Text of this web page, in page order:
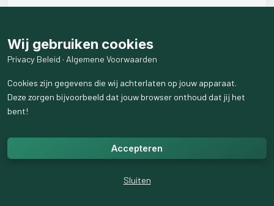
Jekuntdenken:datis nietmijnverantwoordelijkheid!
Maarmisschienkunjijhemopandere
weergaven
Wij gebruiken cookies
Privacy Beleid · Algemene Voorwaarden
Cookies zijn gegevens die wij achterlaten op jouw apparaat.
Deze zorgen bijvoorbeeld dat jouw browser onthoud dat jij het
bent!
Accepteren
Sluiten